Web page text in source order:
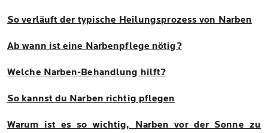
So verläuft der typische Heilungsprozess von Narben
Ab wann ist eine Narbenpflege nötig?
Welche Narben-Behandlung hilft?
So kannst du Narben richtig pflegen
Warum ist es so wichtig, Narben vor der Sonne zu